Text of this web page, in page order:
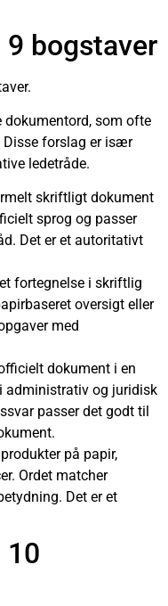
9 bogstaver
som ofte
Disse forslag er især
ledetråde.
skriftligt dokument
sprog og passer
Det er et autoritativt
fortegnelse i skriftlig
oversigt eller
med
dokument i en
administrativ og juridisk
passer det godt til
på papir,
Ordet matcher
Det er et
10